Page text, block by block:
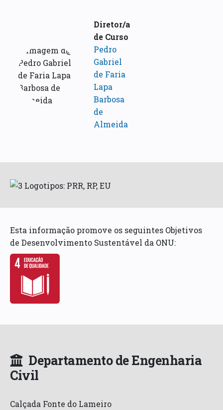
Diretor/a
de Curso
Pedro
Gabriel
de Faria
Lapa
Barbosa
de
Almeida
Esta informação promove os seguintes Objetivos
de Desenvolvimento Sustentável da ONU:
Departamento de Engenharia
Civil
Calçada Fonte do Lameiro